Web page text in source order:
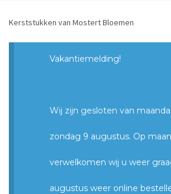
Kerststukken van Mostert Bloemen
Vakantiemelding!
Wij zijn gesloten van
zondag 9 augustus. Op
verwelkomen wij u weer
augustus weer online